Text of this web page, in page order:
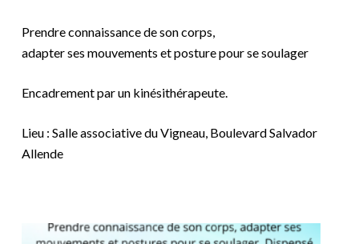
Prendre connaissance de son corps,
adapter ses mouvements et posture pour se soulager
Encadrement par un kinésithérapeute.
Lieu : Salle associative du Vigneau, Boulevard Salvador
Allende